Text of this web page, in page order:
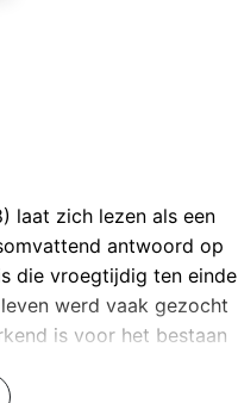
laat zich lezen als een
antwoord op
die vroegtijdig ten einde
werd vaak gezocht
is voor het bestaan
onderbuik naar het